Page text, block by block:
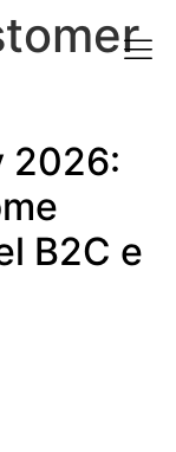
2026:
B2C e